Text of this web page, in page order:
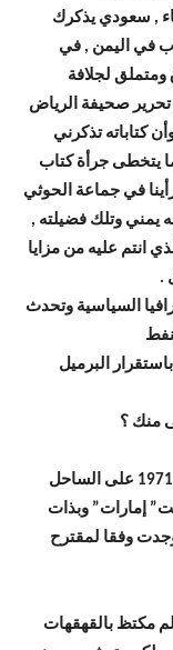
, سعودي يذكرك
في اليمن , في
لجلافة
تحرير صحيفة الرياض
كتاباته تذكرني
يتخطى جرأة كتاب
في جماعة الحوثي
يمني وتلك فضيلته ,
انتم عليه من مزايا
.
السياسية وتحدث
البرميل
منك ؟
انتم جملة بذيئة تفوه بها قرصان ثمل في العام 1971 على الساحل
إمارات” وبذات
وفقا لمقترح
مكتظ بالقهقهات